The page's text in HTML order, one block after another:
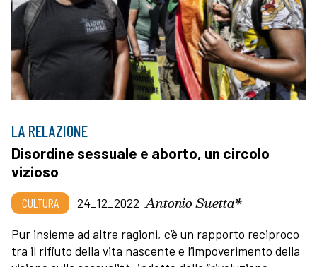
LA RELAZIONE
Disordine sessuale e aborto, un circolo
vizioso
CULTURA 24_12_2022 Antonio Suetta*
Pur insieme ad altre ragioni, c’è un rapporto reciproco
tra il rifiuto della vita nascente e l’impoverimento della